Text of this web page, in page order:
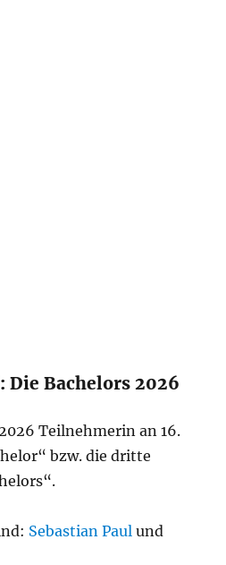
Die Bachelors 2026
Teilnehmerin an 16.
bzw. die dritte
Sebastian Paul und